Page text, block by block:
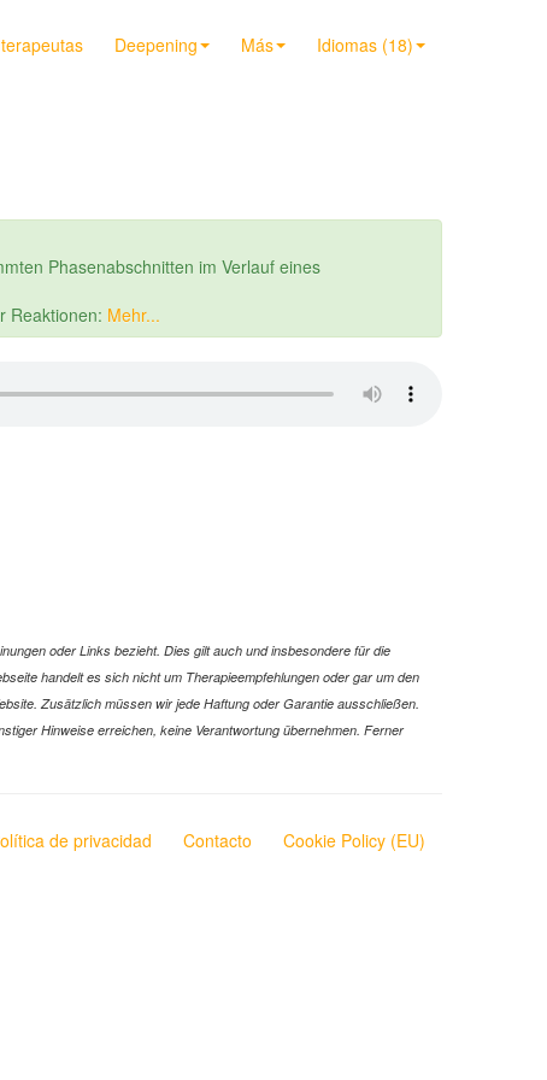
Deepening Más Idiomas (18)
Phasenabschnitten im Verlauf eines
Reaktionen: Mehr...
oder Links bezieht. Dies gilt auch und insbesondere für die
handelt es sich nicht um Therapieempfehlungen oder gar um den
Zusätzlich müssen wir jede Haftung oder Garantie ausschließen.
Hinweise erreichen, keine Verantwortung übernehmen. Ferner
de privacidad Contacto Cookie Policy (EU)